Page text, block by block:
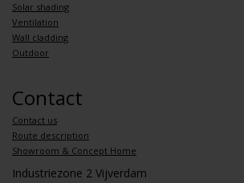
Solar shading
Ventilation
Wall cladding
Outdoor
Contact
Contact us
Route description
Showroom & Concept Home
Industriezone 2 Vijverdam